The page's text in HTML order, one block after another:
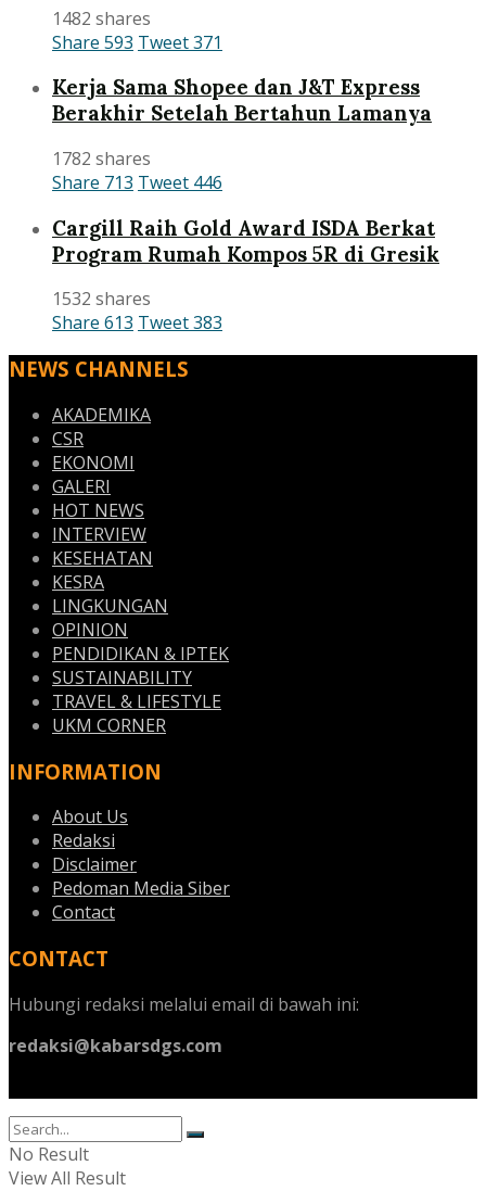
1482 shares
Share 593 Tweet371
Kerja Sama Shopee dan J&T Express
Berakhir Setelah Bertahun Lamanya
1782 shares
Share 713 Tweet 446
Cargill Raih Gold Award ISDA Berkat
Program Rumah Kompos 5R di Gresik
1532 shares
Share 613 Tweet383
NEWS CHANNELS
AKADEMIKA
CSR
EKONOMI
GALERI
HOT NEWS
INTERVIEW
KESEHATAN
KESRA
LINGKUNGAN
OPINION
PENDIDIKAN & IPTEK
SUSTAINABILITY
TRAVEL & LIFESTYLE
UKM CORNER
INFORMATION
About Us
Redaksi
Disclaimer
Pedoman Media Siber
Contact
CONTACT
Hubungi redaksi melalui email di bawah ini:
redaksi@kabarsdgs.com
No Result
View All Result